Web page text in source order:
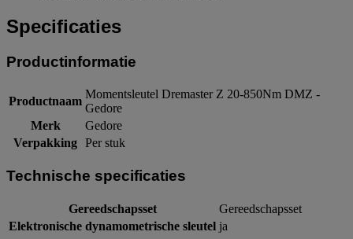
Specificaties
Productinformatie
Productnaam
Momentsleutel Dremaster Z 20-850Nm DMZ -
Gedore
Merk
Gedore
Verpakking Per stuk
Technische specificaties
Gereedschapsset
Gereedschapsset
Elektronische dynamometrische sleutel ja